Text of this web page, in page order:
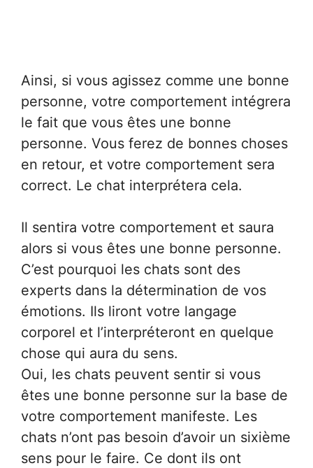
Ainsi, si vous agissez comme une bonne
personne, votre comportement intégrera
le fait que vous êtes une bonne
personne. Vous ferez de bonnes choses
en retour, et votre comportement sera
correct. Le chat interprétera cela.
Il sentira votre comportement et saura
alors si vous êtes une bonne personne.
C’est pourquoi les chats sont des
experts dans la détermination de vos
émotions. Ils liront votre langage
corporel et l’interpréteront en quelque
chose qui aura du sens.
Oui, les chats peuvent sentir si vous
êtes une bonne personne sur la base de
votre comportement manifeste. Les
chats n’ont pas besoin d’avoir un sixième
sens pour le faire. Ce dont ils ont